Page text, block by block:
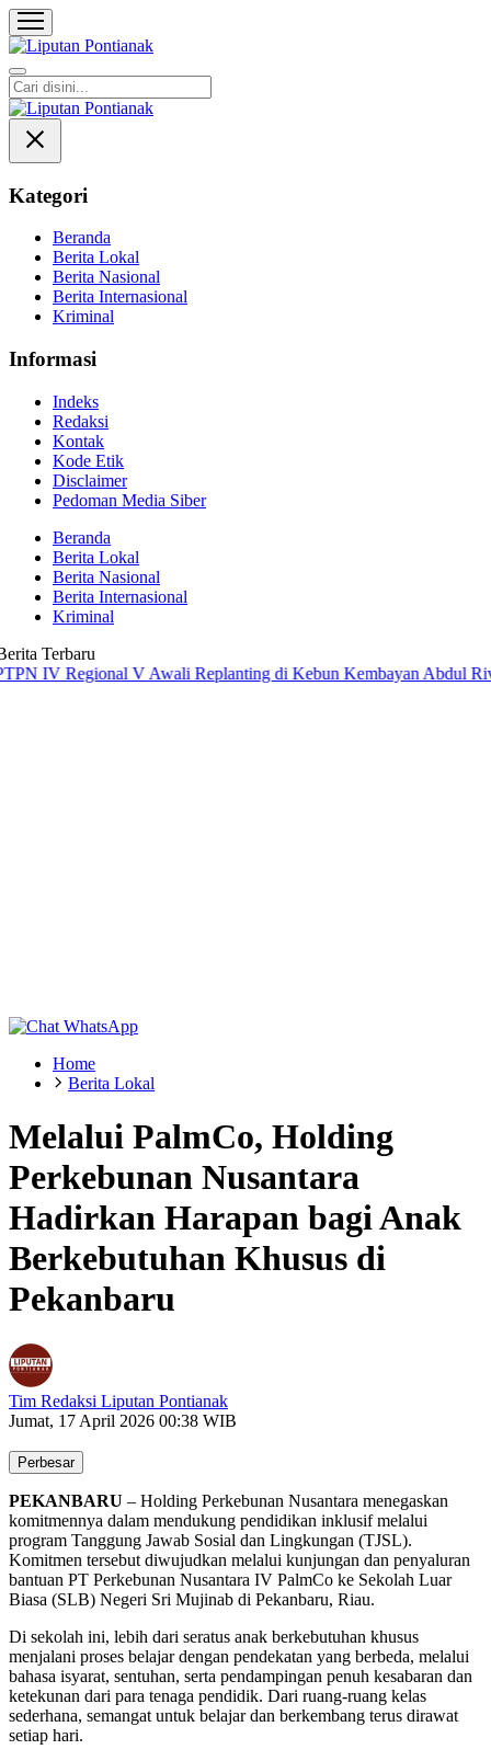
Liputan Pontianak
Berita Terkini dan TerUpdate
Kategori
Beranda
Berita Lokal
Berita Nasional
Berita Internasional
Kriminal
Informasi
Indeks
Redaksi
Kontak
Kode Etik
Disclaimer
Pedoman Media Siber
Beranda
Berita Lokal
Berita Nasional
Berita Internasional
Kriminal
Terbaru
Regional V Awali Replanting di Kebun KembayanAbdul Rivai Ras
Home
Berita Lokal
Melalui PalmCo, Holding
Perkebunan Nusantara
Hadirkan Harapan bagi Anak
Berkebutuhan Khusus di
Pekanbaru
Tim Redaksi Liputan Pontianak
Jumat, 17 April 2026 00:38 WIB
Perbesar
PEKANBARU – Holding Perkebunan Nusantara menegaskan
komitmennya dalam mendukung pendidikan inklusif melalui
program Tanggung Jawab Sosial dan Lingkungan (TJSL).
Komitmen tersebut diwujudkan melalui kunjungan dan penyaluran
bantuan PT Perkebunan Nusantara IV PalmCo ke Sekolah Luar
Biasa (SLB) Negeri Sri Mujinab di Pekanbaru, Riau.
Di sekolah ini, lebih dari seratus anak berkebutuhan khusus
menjalani proses belajar dengan pendekatan yang berbeda, melalui
bahasa isyarat, sentuhan, serta pendampingan penuh kesabaran dan
ketekunan dari para tenaga pendidik. Dari ruang-ruang kelas
sederhana, semangat untuk belajar dan berkembang terus dirawat
setiap hari.